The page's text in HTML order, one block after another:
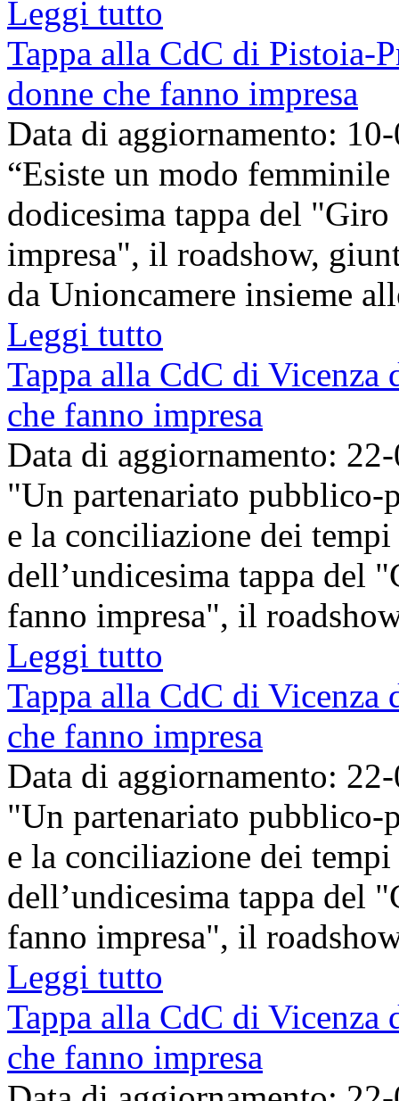
Leggi tutto
Tappa alla CdC di
donne che fanno impresa
Data di aggiornamento:
“Esiste un modo
dodicesima tappa del
impresa", il roadshow,
da Unioncamere insieme
Leggi tutto
Tappa alla CdC di
che fanno impresa
Data di aggiornamento:
"Un partenariato
e la conciliazione dei
dell’undicesima tappa del
fanno impresa", il
Leggi tutto
Tappa alla CdC di
che fanno impresa
Data di aggiornamento:
"Un partenariato
e la conciliazione dei
dell’undicesima tappa del
fanno impresa", il
Leggi tutto
Tappa alla CdC di
che fanno impresa